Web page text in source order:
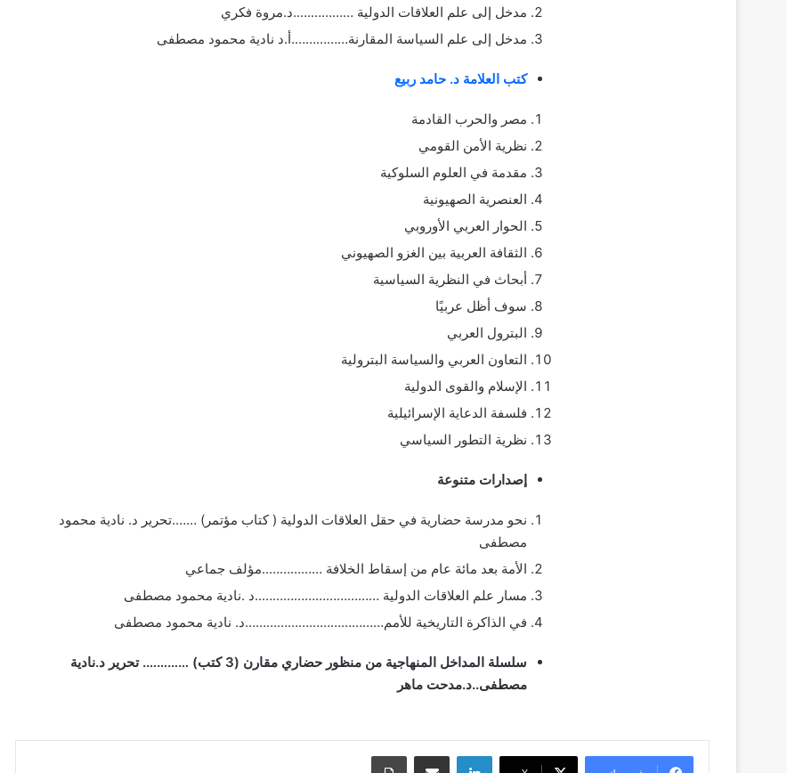
مدخل إلى علم العلاقات الدولية ……………..د.مروة فكري
مدخل إلى علم السياسة المقارنة…………….أ.د نادية محمود مصطفى
كتب العلامة د. حامد ربيع
مصر والحرب القادمة
نظرية الأمن القومي
مقدمة في العلوم السلوكية
العنصرية الصهيونية
الحوار العربي الأوروبي
الثقافة العربية بين الغزو الصهيوني
أبحاث في النظرية السياسية
سوف أظل عربيًا
البترول العربي
التعاون العربي والسياسة البترولية
الإسلام والقوى الدولية
فلسفة الدعاية الإسرائيلية
نظرية التطور السياسي
إصدارات متنوعة
نحو مدرسة حضارية في حقل العلاقات الدولية ( كتاب مؤتمر) …….تحرير د. نادية محمود
مصطفى
الأمة بعد مائة عام من إسقاط الخلافة ……………..مؤلف جماعي
مسار علم العلاقات الدولية ……………………………..د .نادية محمود مصطفى
في الذاكرة التاريخية للأمم…………………………………د. نادية محمود مصطفى
سلسلة المداخل المنهاجية من منظور حضاري مقارن (3 كتب) …………. تحرير د.نادية
مصطفى..د.مدحت ماهر
لينكدإن مشاركة عبر البريد طباعة